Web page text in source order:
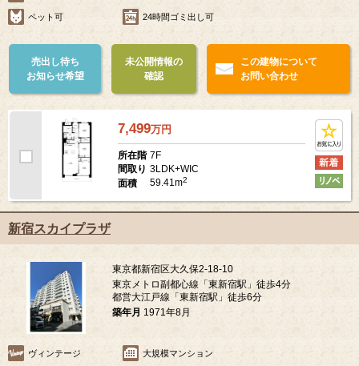
ペット可 24時間ゴミ出し可
売出し待ち
お知らせ希望
未公開情報の
確認
この建物について
お問い合わせ
7,499万円
所在階 7F
間取り 3LDK+WIC
面積
59.41m2
新宿スカイプラザ
東京都新宿区大久保2-18-10
東京メトロ副都心線「東新宿駅」徒歩4分
都営大江戸線「東新宿駅」徒歩6分
築年月 1971年8月
ヴィンテージ 大規模マンション